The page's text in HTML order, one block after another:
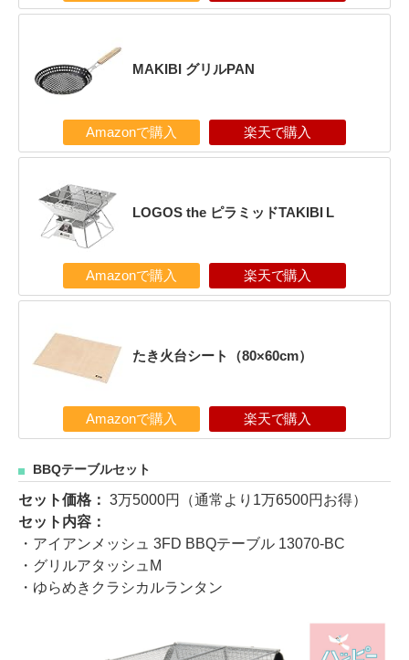
MAKIBI グリルPAN
Amazonで購入 楽天で購入
LOGOS the ピラミッドTAKIBI L
Amazonで購入 楽天で購入
たき火台シート（80×60cm）
Amazonで購入 楽天で購入
BBQテーブルセット
セット価格： 3万5000円（通常より1万6500円お得）
セット内容：
・アイアンメッシュ 3FD BBQテーブル 13070-BC
・グリルアタッシュM
・ゆらめきクラシカルランタン